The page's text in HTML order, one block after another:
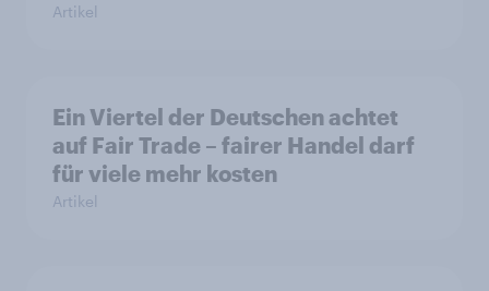
Artikel
Ein Viertel der Deutschen achtet
auf Fair Trade – fairer Handel darf
für viele mehr kosten
Artikel